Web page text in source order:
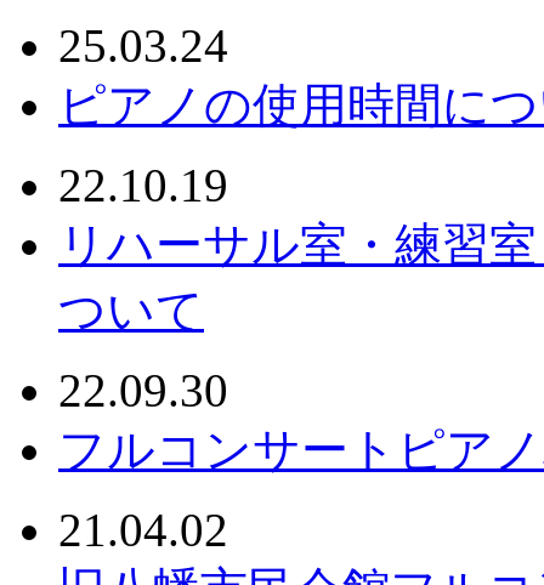
25.03.24
ピアノの使用時間に
22.10.19
リハーサル室・練習
ついて
22.09.30
フルコンサートピア
21.04.02